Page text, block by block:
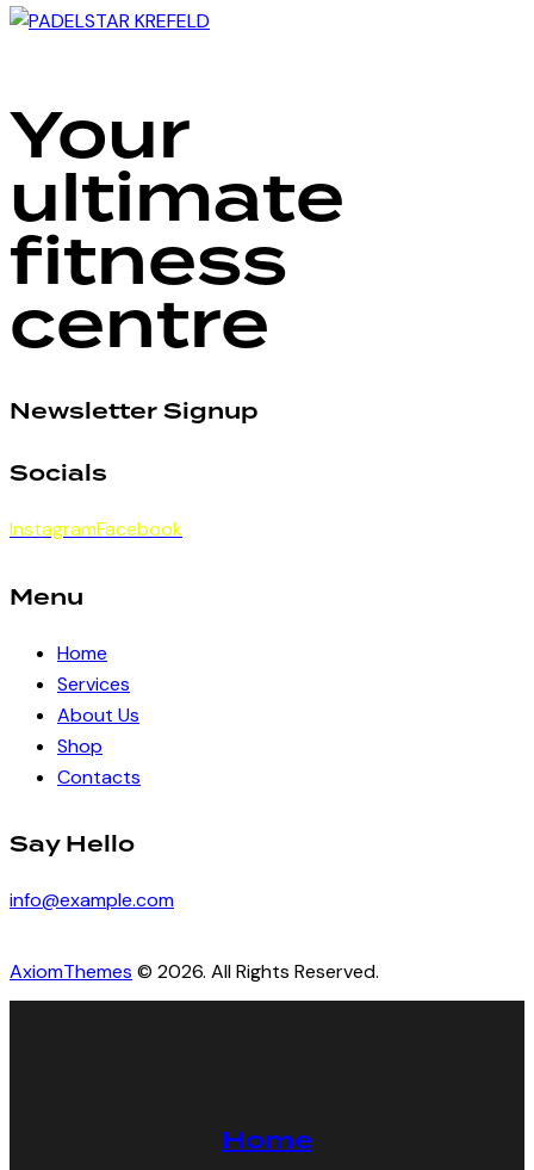
Your
ultimate
fitness
centre
Newsletter Signup
Socials
InstagramFacebook
Menu
Home
Services
About Us
Shop
Contacts
Say Hello
info@example.com
AxiomThemes © 2026. All Rights Reserved.
Home